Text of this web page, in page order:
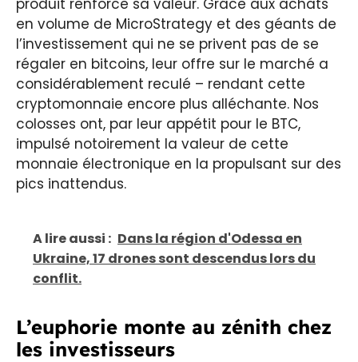
produit renforce sa valeur. Grâce aux achats
en volume de MicroStrategy et des géants de
l’investissement qui ne se privent pas de se
régaler en bitcoins, leur offre sur le marché a
considérablement reculé – rendant cette
cryptomonnaie encore plus alléchante. Nos
colosses ont, par leur appétit pour le BTC,
impulsé notoirement la valeur de cette
monnaie électronique en la propulsant sur des
pics inattendus.
A lire aussi : Dans la région d'Odessa en
Ukraine, 17 drones sont descendus lors du
conflit.
L’euphorie monte au zénith chez
les investisseurs